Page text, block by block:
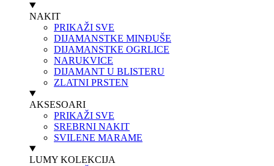
NAKIT
PRIKAŽI SVE
DIJAMANSTKE MINĐUŠE
DIJAMANSTKE OGRLICE
NARUKVICE
DIJAMANT U BLISTERU
ZLATNI PRSTEN
AKSESOARI
PRIKAŽI SVE
SREBRNI NAKIT
SVILENE MARAME
LUMY KOLEKCIJA